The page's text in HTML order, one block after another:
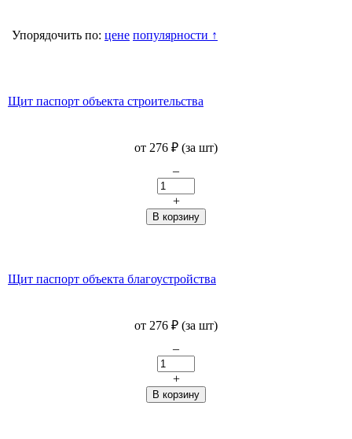
Упорядочить по: цене популярности ↑
Щит паспорт объекта строительства
от 276 ₽ (за шт)
–
+
Щит паспорт объекта благоустройства
от 276 ₽ (за шт)
–
+